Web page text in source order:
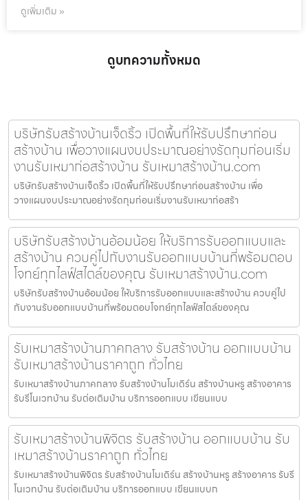
ดูเพิ่มเติม »
ดูบทความทั้งหมด
บริษัทรับสร้างบ้านเจ็ดริ้ว เปิดพื้นที่ให้รับปรึกษาก่อน
สร้างบ้าน เพื่อวางแผนงบประมาณอย่างรัดกุมก่อนเริ่ม
งานรับเหมาก่อสร้างบ้าน รับเหมาสร้างบ้าน.com
บริษัทรับสร้างบ้านเจ็ดริ้ว เปิดพื้นที่ให้รับปรึกษาก่อนสร้างบ้าน เพื่อ
วางแผนงบประมาณอย่างรัดกุมก่อนเริ่มงานรับเหมาก่อสร้า
บริษัทรับสร้างบ้านอ้อมน้อย ให้บริการรับออกแบบและ
สร้างบ้าน ควบคู่ไปกับงานรับออกแบบบ้านที่พร้อมตอบ
โจทย์ทุกไลฟ์สไตล์ของคุณ รับเหมาสร้างบ้าน.com
บริษัทรับสร้างบ้านอ้อมน้อย ให้บริการรับออกแบบและสร้างบ้าน ควบคู่ไป
กับงานรับออกแบบบ้านที่พร้อมตอบโจทย์ทุกไลฟ์สไตล์ของคุณ
รับเหมาสร้างบ้านภาคกลาง รับสร้างบ้าน ออกแบบบ้าน
รับเหมาสร้างบ้านราคาถูก ทั่วไทย
รับเหมาสร้างบ้านภาคกลาง รับสร้างบ้านโมเดิร์น สร้างบ้านหรู สร้างอาคาร
รับรีโนเวทบ้าน รับต่อเติมบ้าน บริการออกแบบ เขียนแบบ
รับเหมาสร้างบ้านพิจิตร รับสร้างบ้าน ออกแบบบ้าน รับ
เหมาสร้างบ้านราคาถูก ทั่วไทย
รับเหมาสร้างบ้านพิจิตร รับสร้างบ้านโมเดิร์น สร้างบ้านหรู สร้างอาคาร รับรี
โนเวทบ้าน รับต่อเติมบ้าน บริการออกแบบ เขียนแบบก